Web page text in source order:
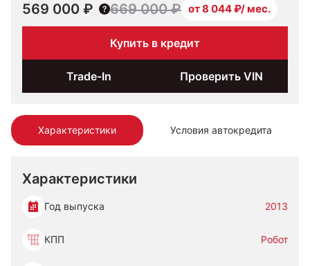
Характеристики Условия автокредита
Характеристики
Год выпуска 2013
КПП Робот
569 000 ₽ 669 000 ₽ от 8 044 ₽/ мес.
Купить в кредит
Trade-In Проверить VIN